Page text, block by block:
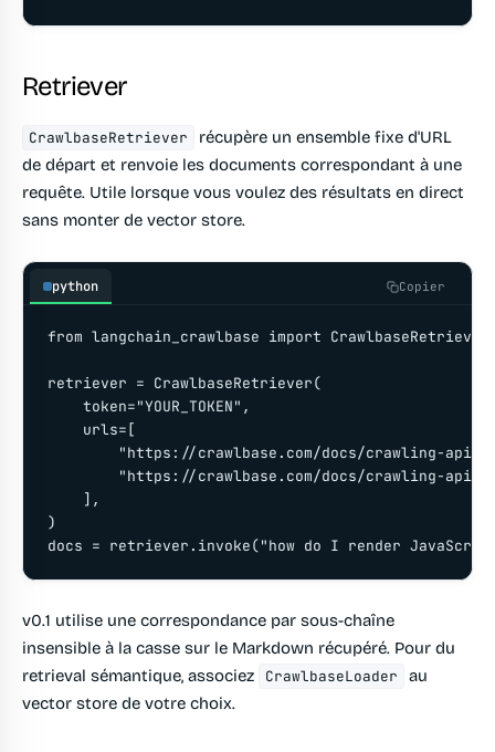
Retriever
CrawlbaseRetriever
récupère un ensemble fixe d'URL
de départ et renvoie les documents correspondant à une
requête. Utile lorsque vous voulez des résultats en direct
sans monter de vector store.
python Copier
from langchain_crawlbase import CrawlbaseRetriever
retriever = CrawlbaseRetriever(
    token="YOUR_TOKEN",
    urls=[
        "https://crawlbase.com/docs/crawling-api",
"https://crawlbase.com/docs/crawling-
    ],
)
docs = retriever.invoke("how do I render
v0.1 utilise une correspondance par sous-chaîne
insensible à la casse sur le Markdown récupéré. Pour du
retrieval sémantique, associez
CrawlbaseLoader
au
vector store de votre choix.